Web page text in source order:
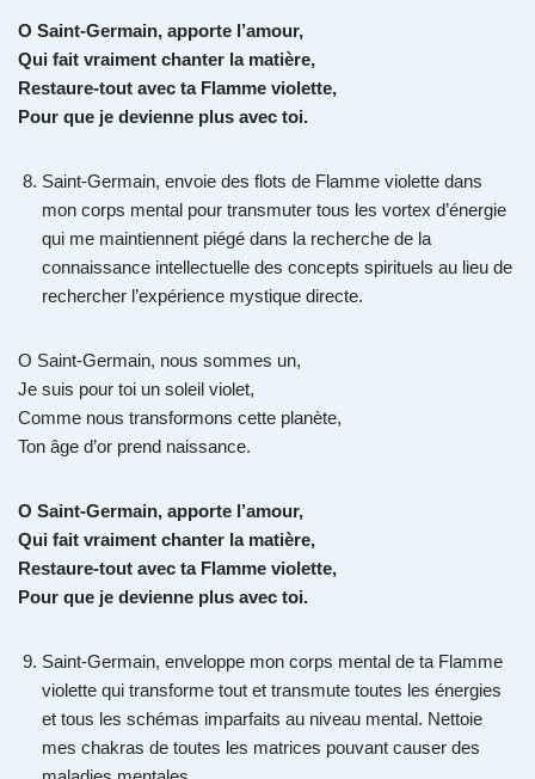
O Saint-Germain, apporte l’amour,
Qui fait vraiment chanter la matière,
Restaure-tout avec ta Flamme violette,
Pour que je devienne plus avec toi.
Saint-Germain, envoie des flots de Flamme violette dans
mon corps mental pour transmuter tous les vortex d’énergie
qui me maintiennent piégé dans la recherche de la
connaissance intellectuelle des concepts spirituels au lieu de
rechercher l’expérience mystique directe.
O Saint-Germain, nous sommes un,
Je suis pour toi un soleil violet,
Comme nous transformons cette planète,
Ton âge d’or prend naissance.
O Saint-Germain, apporte l’amour,
Qui fait vraiment chanter la matière,
Restaure-tout avec ta Flamme violette,
Pour que je devienne plus avec toi.
Saint-Germain, enveloppe mon corps mental de ta Flamme
violette qui transforme tout et transmute toutes les énergies
et tous les schémas imparfaits au niveau mental. Nettoie
mes chakras de toutes les matrices pouvant causer des